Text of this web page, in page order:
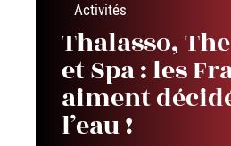
Activités
Thalasso,
et Spa : les
aiment
l’eau !